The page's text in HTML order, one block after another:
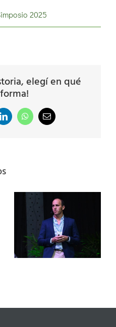
2025
elegí en qué
LinkedInWhatsAppCorreo
electrónico